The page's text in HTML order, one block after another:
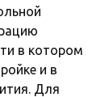
в котором
и в
Для